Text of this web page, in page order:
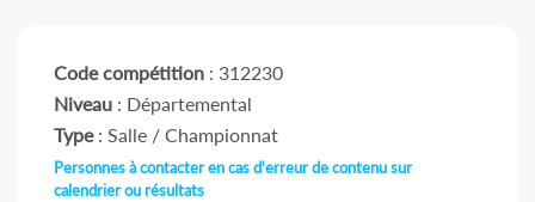
Code compétition : 312230
Niveau : Départemental
Type: Salle / Championnat
Personnes à contacter en cas d'erreur de contenu sur
calendrier ou résultats